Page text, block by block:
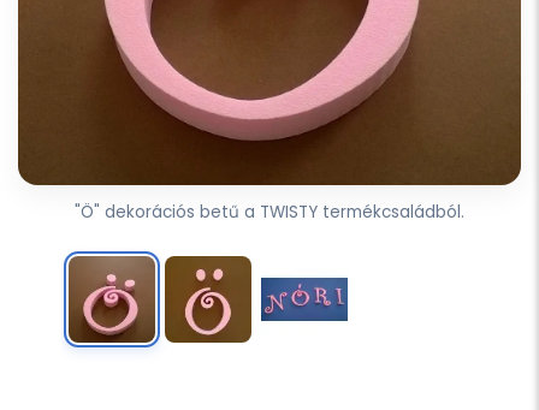
"Ö" dekorációs betű a TWISTY termékcsaládból.